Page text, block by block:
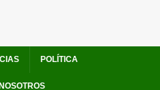
POLÍTICA